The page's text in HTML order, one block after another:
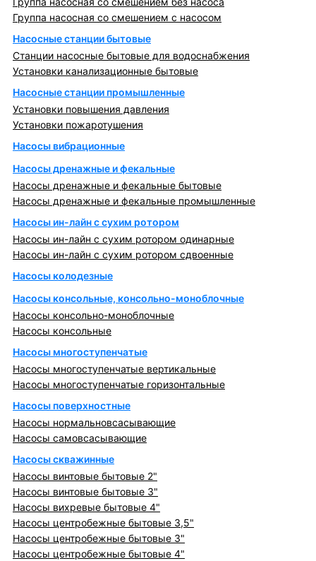
Группа насосная со смешением с насосом
Насосные станции бытовые
Станции насосные бытовые для водоснабжения
Установки канализационные бытовые
Насосные станции промышленные
Установки повышения давления
Установки пожаротушения
Насосы вибрационные
Насосы дренажные и фекальные
Насосы дренажные и фекальные бытовые
Насосы дренажные и фекальные промышленные
Насосы ин-лайн с сухим ротором
Насосы ин-лайн с сухим ротором одинарные
Насосы ин-лайн с сухим ротором сдвоенные
Насосы колодезные
Насосы консольные, консольно-моноблочные
Насосы консольно-моноблочные
Насосы консольные
Насосы многоступенчатые
Насосы многоступенчатые вертикальные
Насосы многоступенчатые горизонтальные
Насосы поверхностные
Насосы нормальновсасывающие
Насосы самовсасывающие
Насосы скважинные
Насосы винтовые бытовые 2"
Насосы винтовые бытовые 3"
Насосы вихревые бытовые 4"
Насосы центробежные бытовые 3,5"
Насосы центробежные бытовые 3"
Насосы центробежные бытовые 4"